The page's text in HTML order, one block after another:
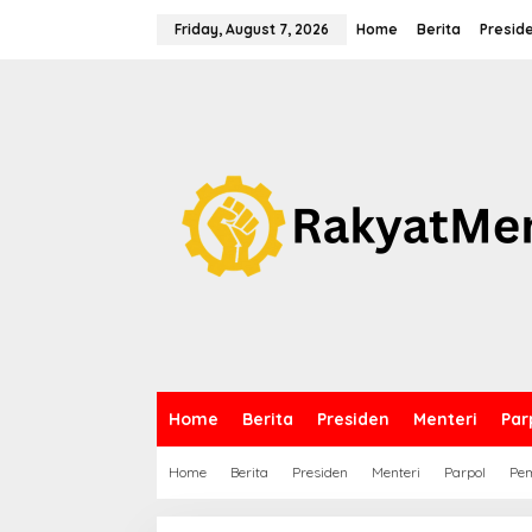
Friday, August 7, 2026 Home Berita
Home Berita Presiden Menteri
Home Berita Presiden Menteri Parpol